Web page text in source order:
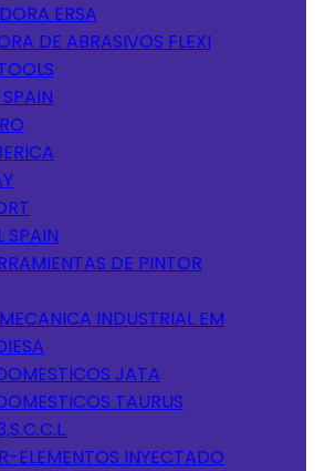
ERSA
DE ABRASIVOS FLEXI
SPAIN
DE PINTOR
INDUSTRIAL EM
JATA
TAURUS
ELEMENTOS INYECTADO